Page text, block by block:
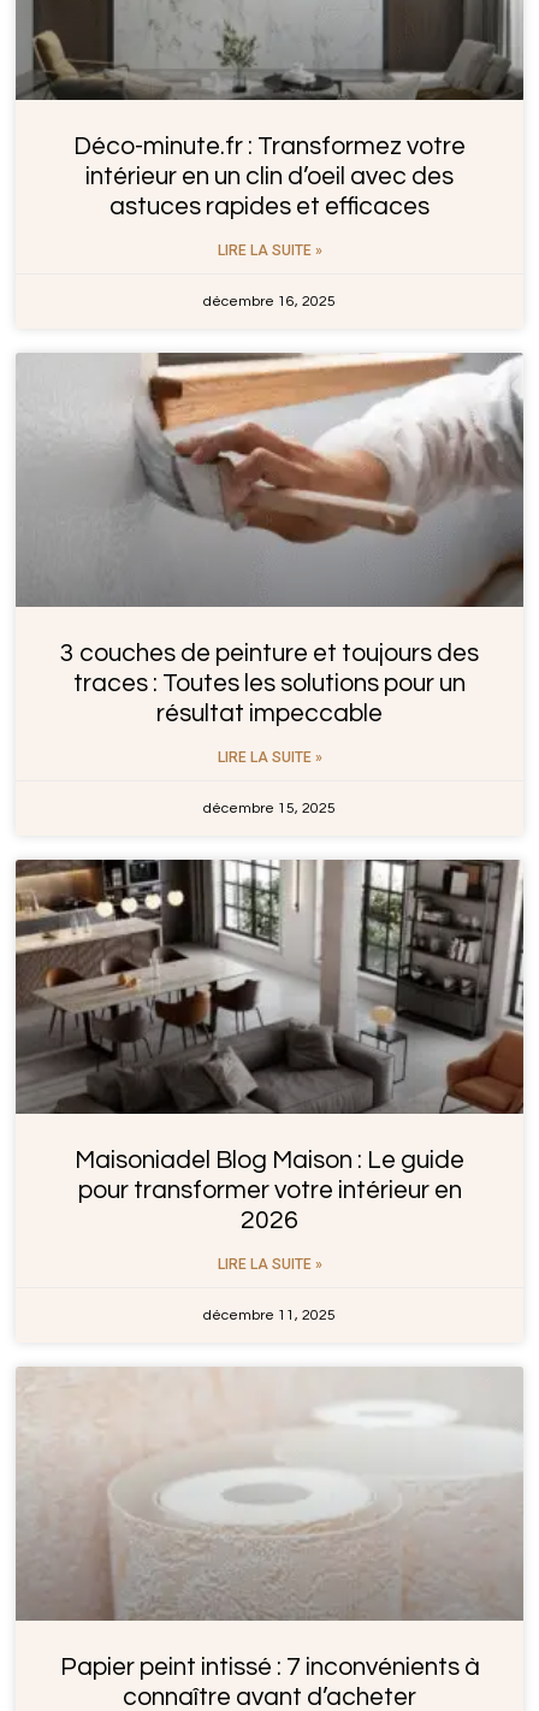
Déco-minute.fr : Transformez votre
intérieur en un clin d’oeil avec des
astuces rapides et efficaces
LIRE LA SUITE »
décembre 16, 2025
3 couches de peinture et toujours des
traces : Toutes les solutions pour un
résultat impeccable
LIRE LA SUITE »
décembre 15, 2025
Maisoniadel Blog Maison : Le guide
pour transformer votre intérieur en
2026
LIRE LA SUITE »
décembre 11, 2025
Papier peint intissé : 7 inconvénients à
connaître avant d’acheter